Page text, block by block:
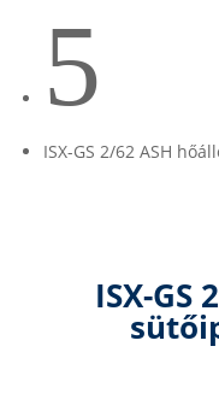
5
ISX-GS 2/62 ASH
ISX-GS